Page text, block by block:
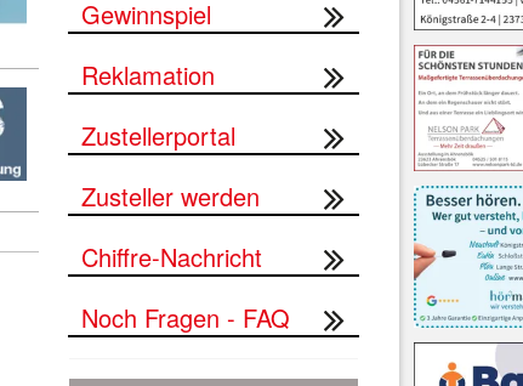
Gewinnspiel
Reklamation
Zustellerportal
Zusteller werden
Chiffre-Nachricht
Noch Fragen - FAQ